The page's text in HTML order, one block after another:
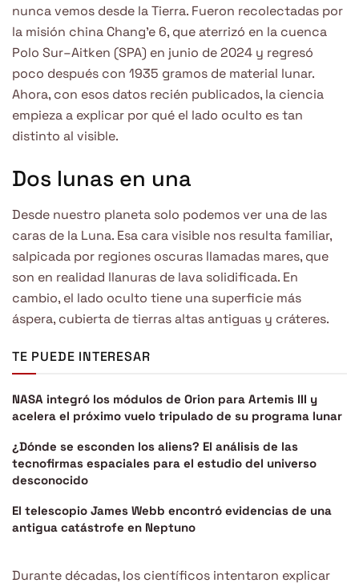
nunca vemos desde la Tierra. Fueron recolectadas por
la misión china Chang’e 6, que aterrizó en la cuenca
Polo Sur–Aitken (SPA) en junio de 2024 y regresó
poco después con 1935 gramos de material lunar.
Ahora, con esos datos recién publicados, la ciencia
empieza a explicar por qué el lado oculto es tan
distinto al visible.
Dos lunas en una
Desde nuestro planeta solo podemos ver una de las
caras de la Luna. Esa cara visible nos resulta familiar,
salpicada por regiones oscuras llamadas mares, que
son en realidad llanuras de lava solidificada. En
cambio, el lado oculto tiene una superficie más
áspera, cubierta de tierras altas antiguas y cráteres.
TE PUEDE INTERESAR
NASA integró los módulos de Orion para Artemis III y
acelera el próximo vuelo tripulado de su programa lunar
¿Dónde se esconden los aliens? El análisis de las
tecnofirmas espaciales para el estudio del universo
desconocido
El telescopio James Webb encontró evidencias de una
antigua catástrofe en Neptuno
Durante décadas, los científicos intentaron explicar